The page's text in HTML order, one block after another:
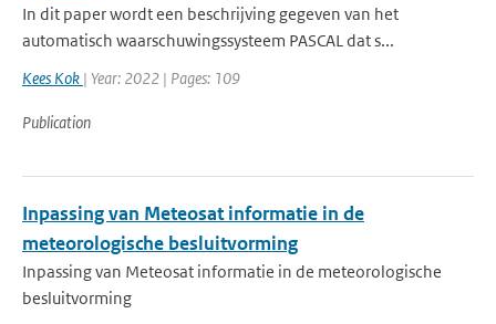
In dit paper wordt een beschrijving gegeven van het
automatisch waarschuwingssysteem PASCAL dat s...
Kees Kok | Year: 2022 | Pages: 109
Publication
Inpassing van Meteosat informatie in de
meteorologische besluitvorming
Inpassing van Meteosat informatie in de meteorologische
besluitvorming